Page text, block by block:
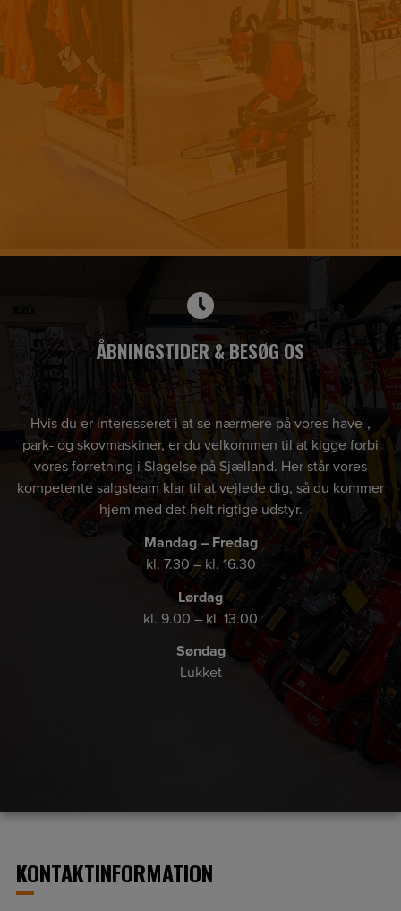
ÅBNINGSTIDER & BESØG OS
Hvis du er interesseret i at se nærmere på vores have-,
park- og skovmaskiner, er du velkommen til at kigge forbi
vores forretning i Slagelse på Sjælland. Her står vores
kompetente salgsteam klar til at vejlede dig, så du kommer
hjem med det helt rigtige udstyr.
Mandag – Fredag
kl. 7.30 – kl. 16.30
Lørdag
kl. 9.00 – kl. 13.00
Søndag
Lukket
KONTAKTINFORMATION